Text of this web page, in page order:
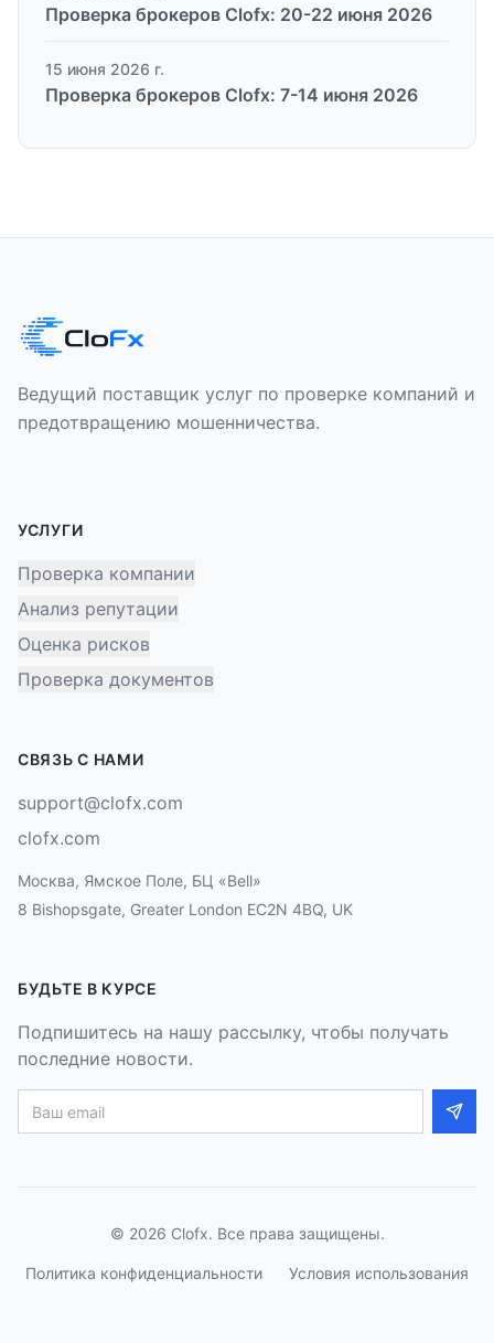
Проверка брокеров Clofx: 20-22 июня 2026
15 июня 2026 г.
Проверка брокеров Clofx: 7-14 июня 2026
Ведущий поставщик услуг по проверке компаний и
предотвращению мошенничества.
УСЛУГИ
Проверка компании
Анализ репутации
Оценка рисков
Проверка документов
СВЯЗЬ С НАМИ
support@clofx.com
clofx.com
Москва, Ямское Поле, БЦ «Bell»
8 Bishopsgate, Greater London EC2N 4BQ, UK
БУДЬТЕ В КУРСЕ
Подпишитесь на нашу рассылку, чтобы получать
последние новости.
© 2026 Clofx. Все права защищены.
Политика конфиденциальности Условия использования